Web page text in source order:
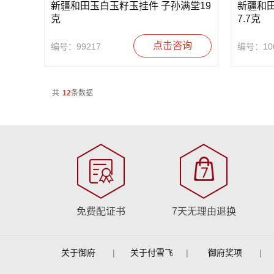
新疆和田玉白玉籽玉挂件 子孙满堂19
克
编号：99217 点击咨询
新疆和
7.7克
编号：
共 12条数据
免费配证书 7天无理由退换
关于御府 | 关于付雪飞 | 御府奖项 |